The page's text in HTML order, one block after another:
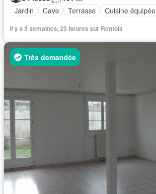
Jardin
Cave Terrasse Cuisine équipée
Il y a 3 semaines, 23 heures sur Rentola
Très demandée